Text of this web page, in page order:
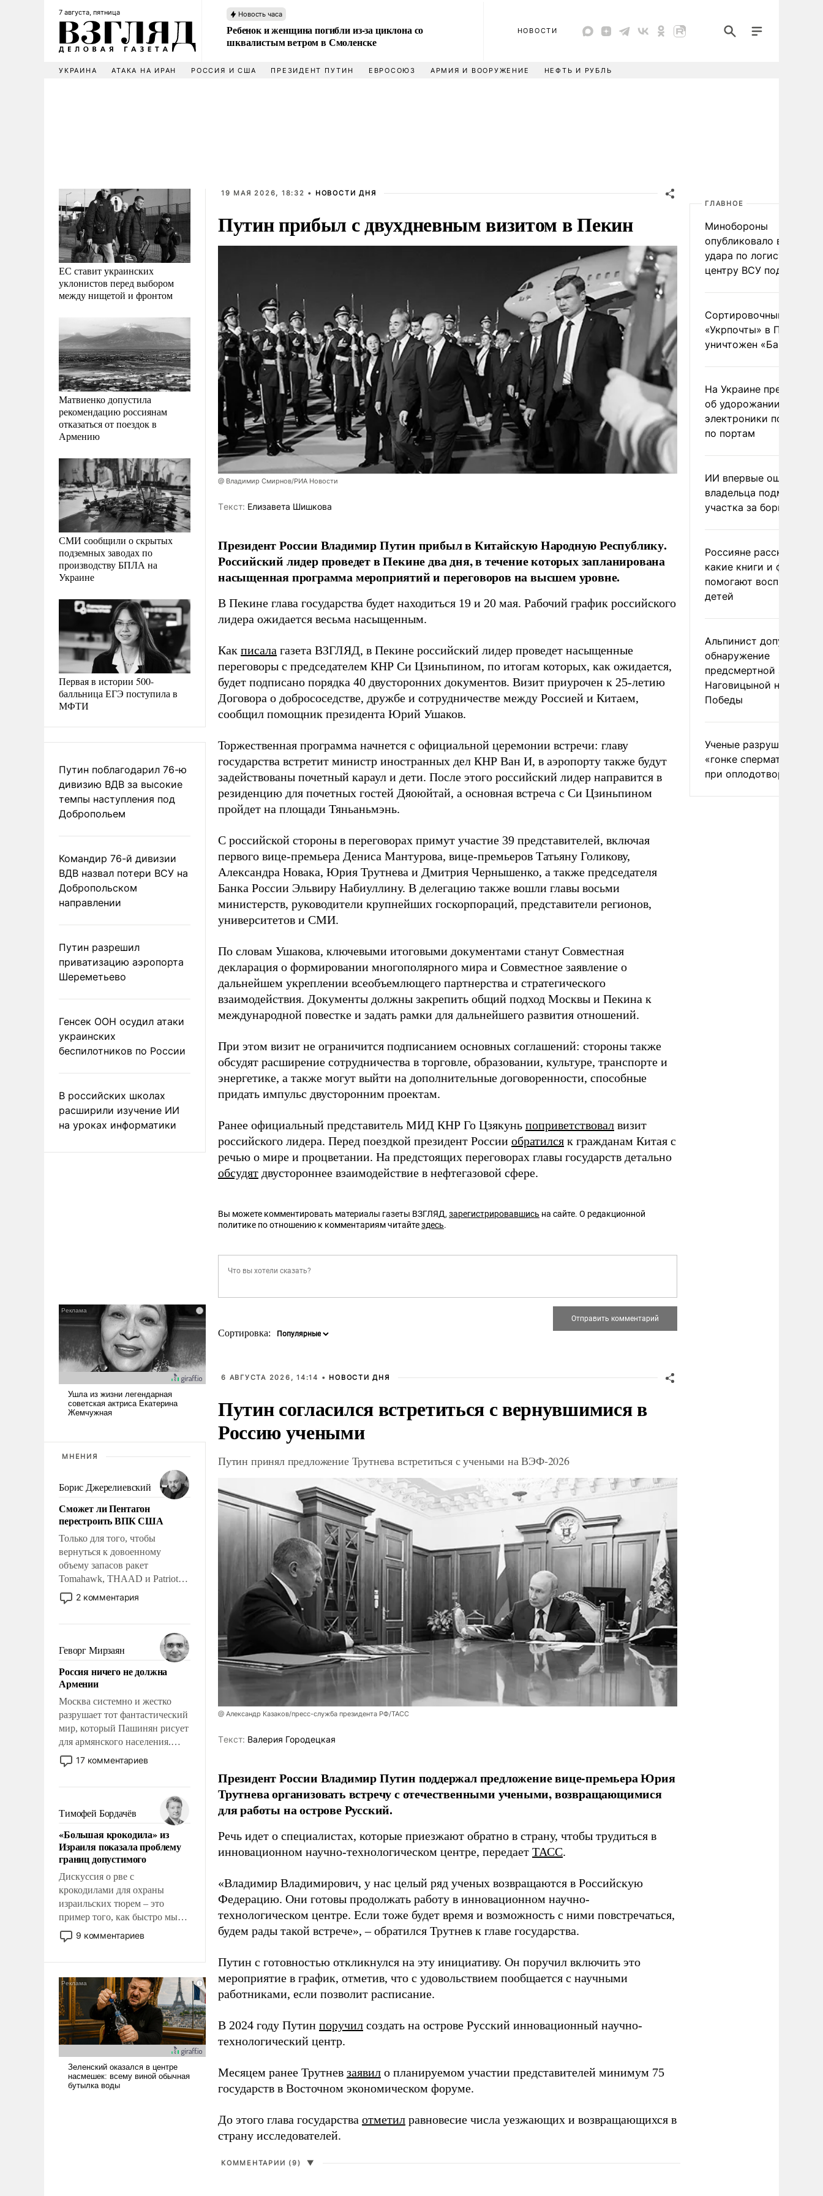
7 августа, пятница Новость часа
Ребенок и женщина погибли из-за циклона со
шквалистым ветром в Смоленске
НОВОСТИ
УКРАИНА АТАКА НА ИРАН РОССИЯ И США ПРЕЗИДЕНТ ПУТИН ЕВРОСОЮЗ АРМИЯ И ВООРУЖЕНИЕ НЕФТЬ И РУБЛЬ
ЕС ставит украинских
уклонистов перед выбором
между нищетой и фронтом
Матвиенко допустила
рекомендацию россиянам
отказаться от поездок в
Армению
СМИ сообщили о скрытых
подземных заводах по
производству БПЛА на
Украине
Первая в истории 500-
балльница ЕГЭ поступила в
МФТИ
Путин поблагодарил 76-ю
дивизию ВДВ за высокие
темпы наступления под
Добропольем
Командир 76-й дивизии
ВДВ назвал потери ВСУ на
Добропольском
направлении
Путин разрешил
приватизацию аэропорта
Шереметьево
Генсек ООН осудил атаки
украинских
беспилотников по России
В российских школах
расширили изучение ИИ
на уроках информатики
МНЕНИЯ
Борис Джерелиевский
Сможет ли Пентагон
перестроить ВПК США
Только для того, чтобы
вернуться к довоенному
объему запасов ракет
Tomahawk, THAAD и Patriot
США потребуется более трех
лет. Даже небольшая война с
Сложившаяся ситуация
означает многолетний период
уязвимости США, например,
перед Китаем.
2 комментария
Геворг Мирзаян
Россия ничего не должна
Армении
Москва системно и жестко
разрушает тот фантастический
мир, который Пашинян рисует
для армянского населения.
Мир, где политические
прожекты будут безусловно
налогоплательщиков и где
Еревану за свои поступки не
нужно отвечать.
17 комментариев
Тимофей Бордачёв
«Большая крокодила» из
Израиля показала проблему
границ допустимого
Дискуссия о рве с
крокодилами для охраны
израильских тюрем – это
пример того, как быстро мы
двигаемся по пути
революционных изменений.
псевдонаучной фантастики,
стало всерьез обсуждаемой
идеей.
9 комментариев
19 МАЯ 2026, 18:32 • НОВОСТИ ДНЯ
Путин прибыл с двухдневным визитом в Пекин
@ Владимир Смирнов/РИА Новости
Tекст: Елизавета Шишкова
Президент России Владимир Путин прибыл в Китайскую Народную Республику.
Российский лидер проведет в Пекине два дня, в течение которых запланирована
насыщенная программа мероприятий и переговоров на высшем уровне.
В Пекине глава государства будет находиться 19 и 20 мая. Рабочий график российского
лидера ожидается весьма насыщенным.
Как писала газета ВЗГЛЯД, в Пекине российский лидер проведет насыщенные
переговоры с председателем КНР Си Цзиньпином, по итогам которых, как ожидается,
будет подписано порядка 40 двусторонних документов. Визит приурочен к 25-летию
Договора о добрососедстве, дружбе и сотрудничестве между Россией и Китаем,
сообщил помощник президента Юрий Ушаков.
Торжественная программа начнется с официальной церемонии встречи: главу
государства встретит министр иностранных дел КНР Ван И, в аэропорту также будут
задействованы почетный караул и дети. После этого российский лидер направится в
резиденцию для почетных гостей Дяоюйтай, а основная встреча с Си Цзиньпином
пройдет на площади Тяньаньмэнь.
С российской стороны в переговорах примут участие 39 представителей, включая
первого вице-премьера Дениса Мантурова, вице-премьеров Татьяну Голикову,
Александра Новака, Юрия Трутнева и Дмитрия Чернышенко, а также председателя
Банка России Эльвиру Набиуллину. В делегацию также вошли главы восьми
министерств, руководители крупнейших госкорпораций, представители регионов,
университетов и СМИ.
По словам Ушакова, ключевыми итоговыми документами станут Совместная
декларация о формировании многополярного мира и Совместное заявление о
дальнейшем укреплении всеобъемлющего партнерства и стратегического
взаимодействия. Документы должны закрепить общий подход Москвы и Пекина к
международной повестке и задать рамки для дальнейшего развития отношений.
При этом визит не ограничится подписанием основных соглашений: стороны также
обсудят расширение сотрудничества в торговле, образовании, культуре, транспорте и
энергетике, а также могут выйти на дополнительные договоренности, способные
придать импульс двусторонним проектам.
Ранее официальный представитель МИД КНР Го Цзякунь поприветствовал визит
российского лидера. Перед поездкой президент России обратился к гражданам Китая с
речью о мире и процветании. На предстоящих переговорах главы государств детально
обсудят двустороннее взаимодействие в нефтегазовой сфере.
Вы можете комментировать материалы газеты ВЗГЛЯД,зарегистрировавшись на сайте. О редакционной
политике по отношению к комментариям читайтездесь.
Сортировка:
6 АВГУСТА 2026, 14:14 • НОВОСТИ ДНЯ
Путин согласился встретиться с вернувшимися в
Россию учеными
Путин принял предложение Трутнева встретиться с учеными на ВЭФ-2026
@ Александр Казаков/пресс-служба президента РФ/ТАСС
Tекст: Валерия Городецкая
Президент России Владимир Путин поддержал предложение вице-премьера Юрия
Трутнева организовать встречу с отечественными учеными, возвращающимися
для работы на острове Русский.
Речь идет о специалистах, которые приезжают обратно в страну, чтобы трудиться в
инновационном научно-технологическом центре, передает ТАСС.
«Владимир Владимирович, у нас целый ряд ученых возвращаются в Российскую
Федерацию. Они готовы продолжать работу в инновационном научно-
технологическом центре. Если тоже будет время и возможность с ними повстречаться,
будем рады такой встрече», – обратился Трутнев к главе государства.
Путин с готовностью откликнулся на эту инициативу. Он поручил включить это
мероприятие в график, отметив, что с удовольствием пообщается с научными
работниками, если позволит расписание.
В 2024 году Путин поручил создать на острове Русский инновационный научно-
технологический центр.
Месяцем ранее Трутнев заявил о планируемом участии представителей минимум 75
государств в Восточном экономическом форуме.
До этого глава государства отметил равновесие числа уезжающих и возвращающихся в
страну исследователей.
КОММЕНТАРИИ (9) ▼
ГЛАВНОЕ
Минобороны
опубликовало видео
удара по
центру ВСУ под Киевом
Сортировочный пункт
«Укрпочты» в
уничтожен
На Украине
об удорожании
электроники после
по портам
ИИ впервые
владельца
участка за борщевик
Россияне рассказали,
какие книги и фильмы
помогают воспитывать
детей
Альпинист допустил
обнаружение
предсмертной записки
Наговицыной на пике
Победы
Ученые разрушили миф
«гонке
при оплодотворении